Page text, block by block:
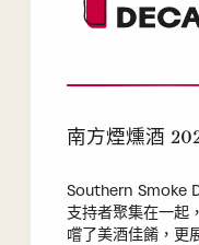
南方煙燻酒
Southern Smoke
支持者聚集在一起
嚐了美酒佳餚，更